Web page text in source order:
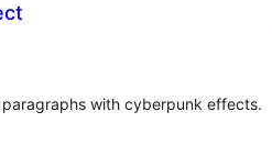
with cyberpunk effects.